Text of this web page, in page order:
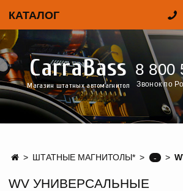
КАТАЛОГ
CarraBass
Магазин штатных автомагнитол
8 800
Звонок по
ШТАТНЫЕ МАГНИТОЛЫ* -
WV УНИВЕРСАЛЬНЫЕ